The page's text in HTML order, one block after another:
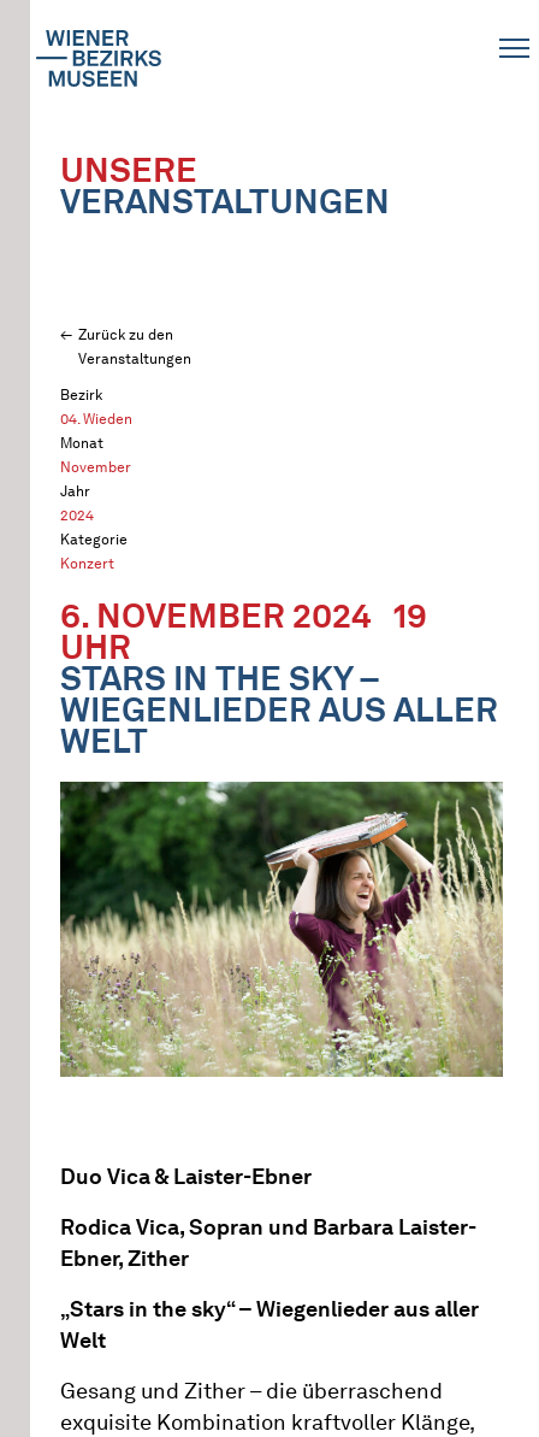
UNSERE
VERANSTALTUNGEN
Zurück zu den
Veranstaltungen
Bezirk
04. Wieden
Monat
November
Jahr
2024
Kategorie
Konzert
6. NOVEMBER 2024 19
UHR
STARS IN THE SKY –
WIEGENLIEDER AUS ALLER
WELT
Duo Vica & Laister-Ebner
Rodica Vica, Sopran und Barbara Laister-
Ebner, Zither
„Stars in the sky“ – Wiegenlieder aus aller
Welt
Gesang und Zither – die überraschend
exquisite Kombination kraftvoller Klänge,